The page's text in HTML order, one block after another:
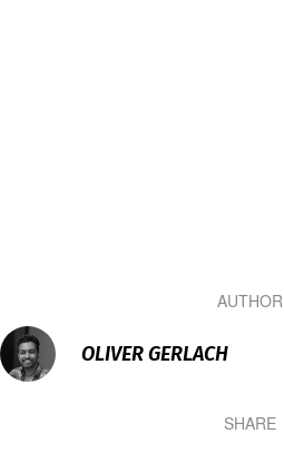
AUTHOR
OLIVER GERLACH
SHARE